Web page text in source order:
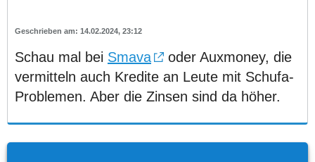
14.02.2024, 23:12
Schau mal bei Smava
oder Auxmoney, die
vermitteln auch Kredite an Leute mit Schufa-
Problemen. Aber die Zinsen sind da höher.